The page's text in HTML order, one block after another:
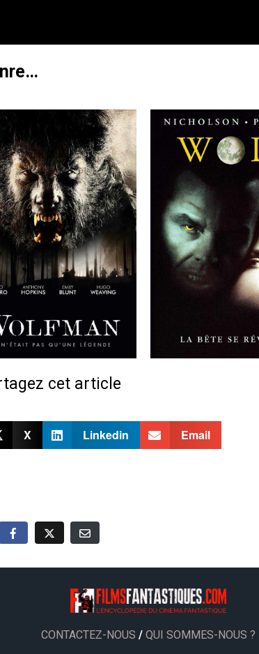
cet article
X Linkedin Email
CONTACTEZ-NOUS / QUI SOMMES-NOUS ?